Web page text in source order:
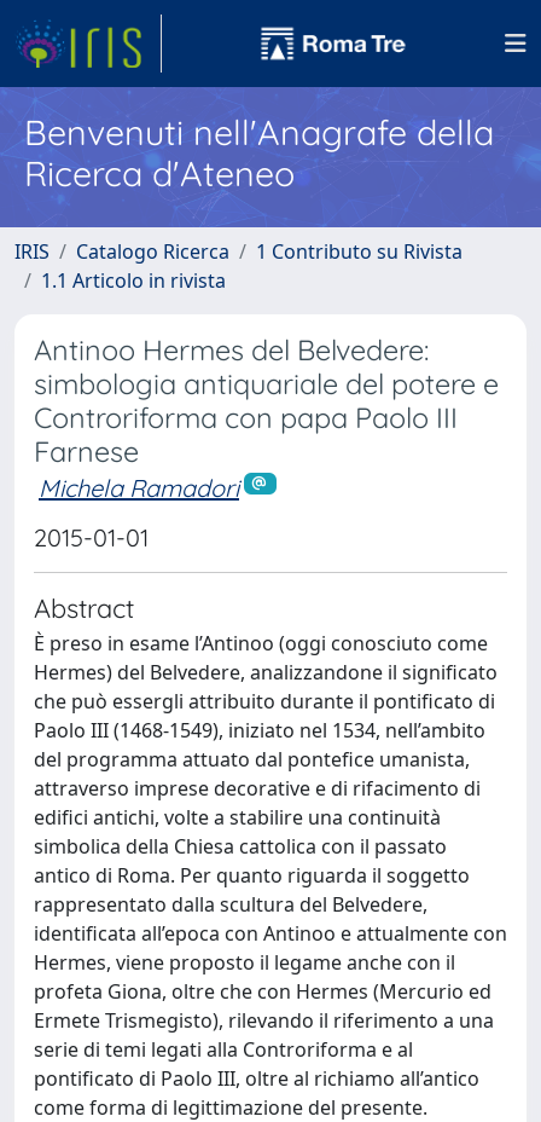
Benvenuti nell'Anagrafe della
Ricerca d'Ateneo
IRIS Catalogo Ricerca
1 Contributo su Rivista
1.1 Articolo in rivista
Antinoo Hermes del Belvedere:
simbologia antiquariale del potere e
Controriforma con papa Paolo III
Farnese
Michela Ramadori
2015-01-01
Abstract
È preso in esame l’Antinoo (oggi conosciuto come
Hermes) del Belvedere, analizzandone il significato
che può essergli attribuito durante il pontificato di
Paolo III (1468-1549), iniziato nel 1534, nell’ambito
del programma attuato dal pontefice umanista,
attraverso imprese decorative e di rifacimento di
edifici antichi, volte a stabilire una continuità
simbolica della Chiesa cattolica con il passato
antico di Roma. Per quanto riguarda il soggetto
rappresentato dalla scultura del Belvedere,
identificata all’epoca con Antinoo e attualmente con
Hermes, viene proposto il legame anche con il
profeta Giona, oltre che con Hermes (Mercurio ed
Ermete Trismegisto), rilevando il riferimento a una
serie di temi legati alla Controriforma e al
pontificato di Paolo III, oltre al richiamo all’antico
come forma di legittimazione del presente.